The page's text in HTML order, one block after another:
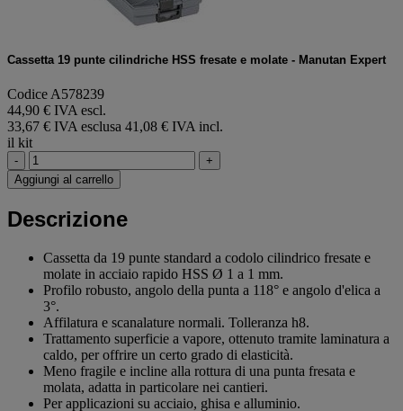
Cassetta 19 punte cilindriche HSS fresate e molate - Manutan Expert
Codice A578239
44,90 € IVA escl.
33,67 € IVA esclusa 41,08 € IVA incl.
il kit
-
+
Aggiungi al carrello
Descrizione
Cassetta da 19 punte standard a codolo cilindrico fresate e
molate in acciaio rapido HSS Ø 1 a 1 mm.
Profilo robusto, angolo della punta a 118° e angolo d'elica a
3°.
Affilatura e scanalature normali. Tolleranza h8.
Trattamento superficie a vapore, ottenuto tramite laminatura a
caldo, per offrire un certo grado di elasticità.
Meno fragile e incline alla rottura di una punta fresata e
molata, adatta in particolare nei cantieri.
Per applicazioni su acciaio, ghisa e alluminio.